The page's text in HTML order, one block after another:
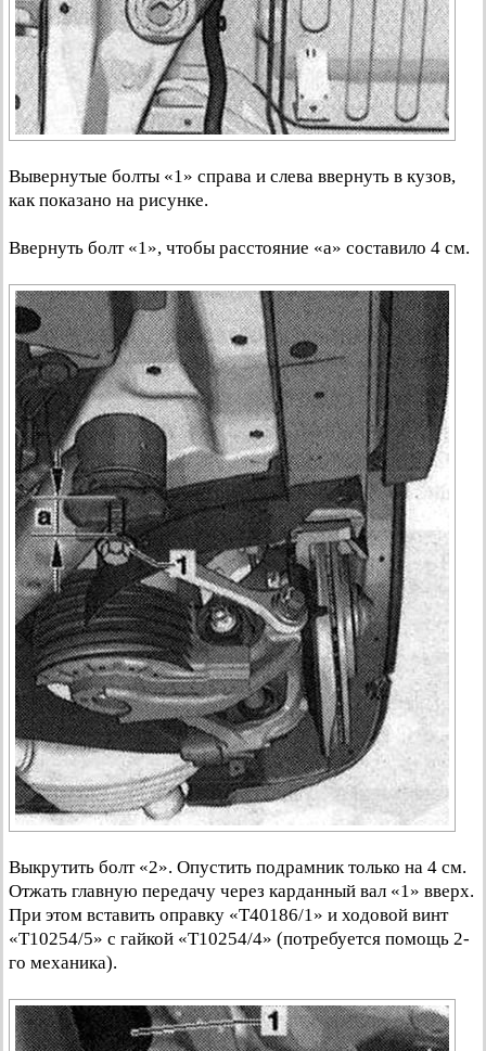
Вывернутые болты «1» справа и слева ввернуть в кузов,
как показано на рисунке.
Ввернуть болт «1», чтобы расстояние «а» составило 4 см.
Выкрутить болт «2». Опустить подрамник только на 4 см.
Отжать главную передачу через карданный вал «1» вверх.
При этом вставить оправку «Т40186/1» и ходовой винт
«Т10254/5» с гайкой «Т10254/4» (потребуется помощь 2-
го механика).